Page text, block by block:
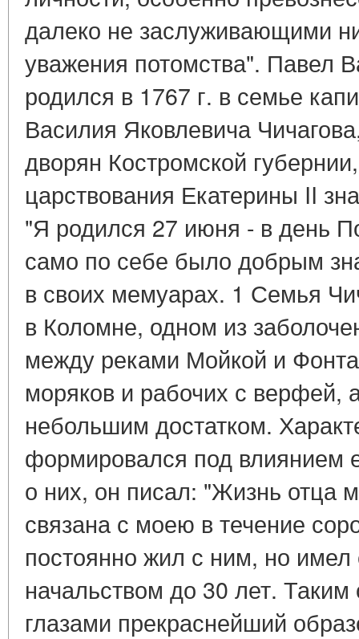
далеко не заслуживающими
уважения потомства". Павел
родился в 1767 г. в семье
Василия Яковлевича
дворян Костромской
царствования Екатерины II
"Я родился 27 июня - в день
само по себе было добрым
в своих мемуарах. 1 Семья
в Коломне, одном из
между реками Мойкой и
моряков и рабочих с верфей,
небольшим достатком.
формировался под влиянием
о них, он писал: "Жизнь отца
связана с моею в течение
постоянно жил с ним, но имел
начальством до 30 лет.
глазами прекраснейший